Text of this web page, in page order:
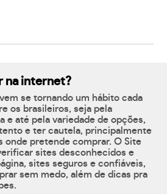
na internet?
se tornando um hábito cada
os brasileiros, seja pela
e até pela variedade de opções,
e ter cautela, principalmente
onde pretende comprar. O Site
sites desconhecidos e
sites seguros e confiáveis,
sem medo, além de dicas pra